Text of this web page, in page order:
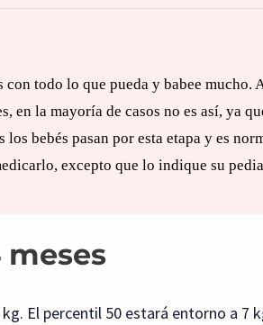
todo lo que pueda y babee mucho.
en la mayoría de casos no es así, ya
bebés pasan por esta etapa y es
excepto que lo indique su
El percentil 50 estará entorno a 7